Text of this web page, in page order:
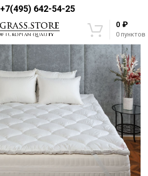
+7(495) 642-54-25
0 пунктов
0 ₽